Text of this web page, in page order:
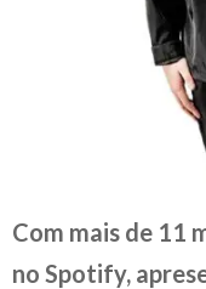
Com mais de 11
no Spotify,